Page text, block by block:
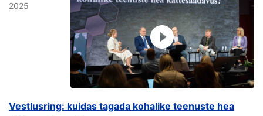
2025
Vestlusring: kuidas tagada kohalike teenuste hea